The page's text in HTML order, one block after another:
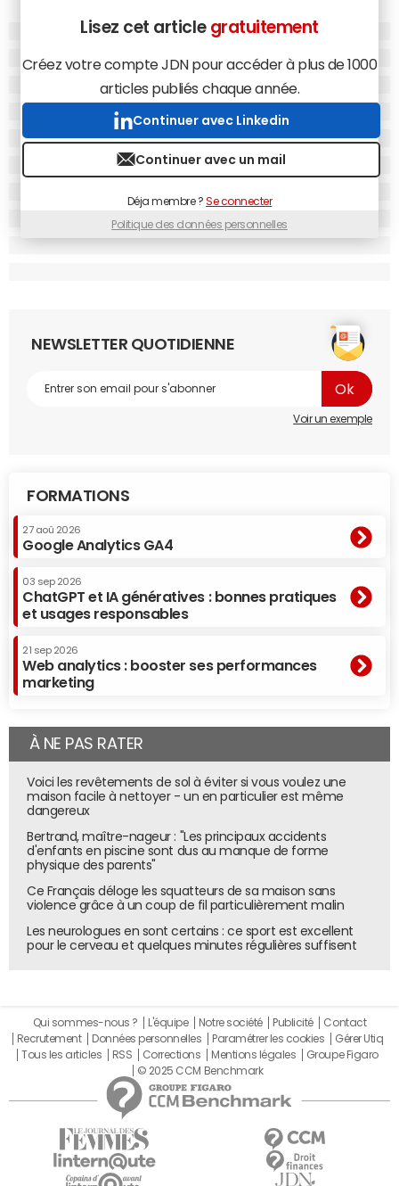
Lisez cet article gratuitement
Créez votre compte JDN pour accéder à plus de 1000
articles publiés chaque année.
Continuer avec Linkedin
Continuer avec un mail
Déja membre ?Se connecter
Politique des données personnelles
NEWSLETTER QUOTIDIENNE
Voir un exemple
FORMATIONS
27 aoû 2026
Google Analytics GA4
03 sep 2026
ChatGPT et IA génératives : bonnes pratiques
et usages responsables
21 sep 2026
Web analytics : booster ses performances
marketing
À NE PAS RATER
Voici les revêtements de sol à éviter si vous voulez une
maison facile à nettoyer - un en particulier est même
dangereux
Bertrand, maître-nageur : "Les principaux accidents
d'enfants en piscine sont dus au manque de forme
physique des parents"
Ce Français déloge les squatteurs de sa maison sans
violence grâce à un coup de fil particulièrement malin
Les neurologues en sont certains : ce sport est excellent
pour le cerveau et quelques minutes régulières suffisent
Qui sommes-nous ? L'équipe Notre société Publicité
Contact
Recrutement
Données personnelles Paramétrer les cookies
Gérer Utiq
Tous les articles
RSS Corrections Mentions légales
Groupe Figaro
© 2025 CCM Benchmark